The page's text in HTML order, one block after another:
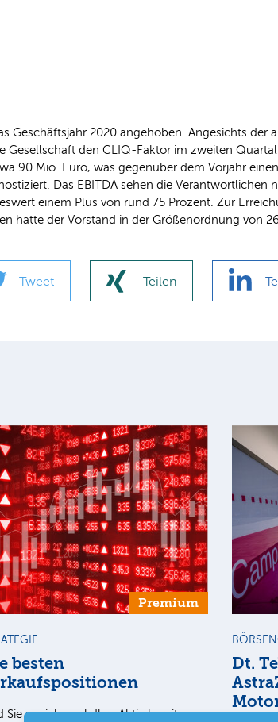
Geschäftsjahr 2020 angehoben. Angesichts
den CLIQ-Faktor im zweiten
90 Mio. Euro, was gegenüber dem Vorjahr
Das EBITDA sehen die
einem Plus von rund 75 Prozent. Zur
hatte der Vorstand in der Größenordnung von
Tweet Teilen
Premium
besten
Sie unsicher, ob Ihre Aktie bereits
Dt.